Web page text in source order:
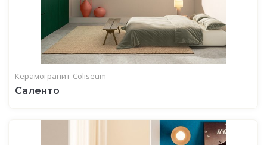
Керамогранит Coliseum
Саленто